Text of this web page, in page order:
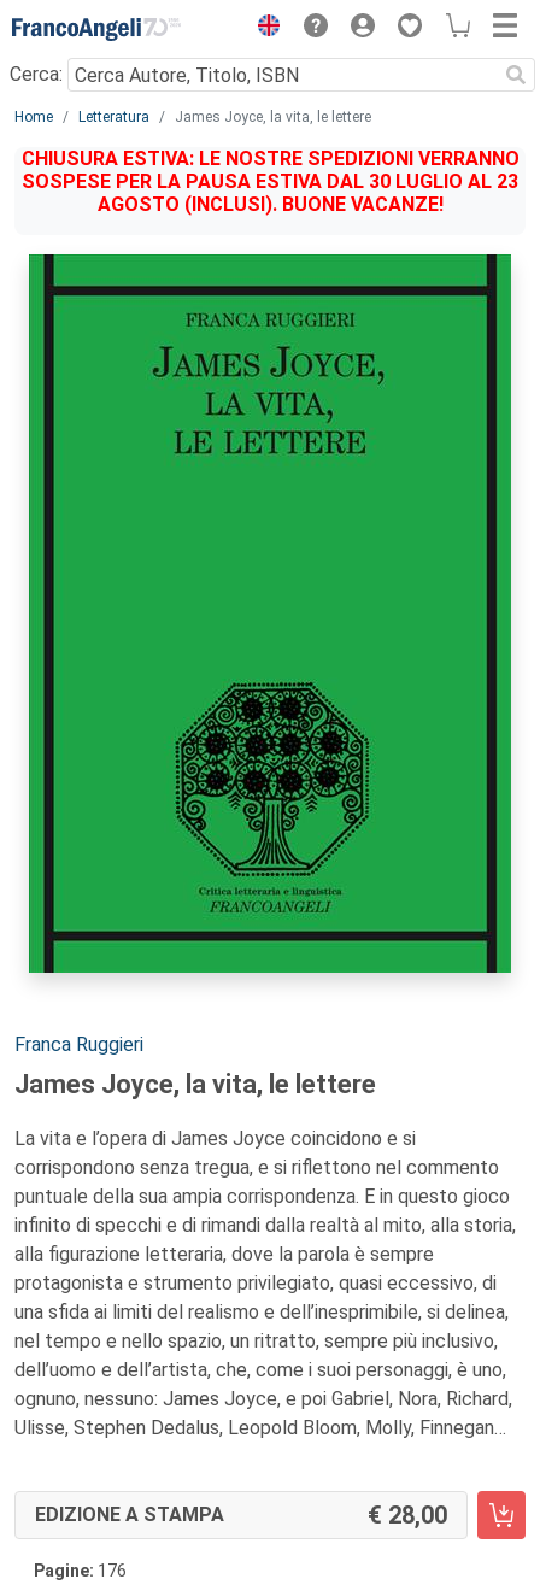
Menu
Cerca:
Main content
Home Letteratura James Joyce, la vita, le lettere
CHIUSURA ESTIVA: LE NOSTRE SPEDIZIONI VERRANNO
SOSPESE PER LA PAUSA ESTIVA DAL 30 LUGLIO AL 23
AGOSTO (INCLUSI). BUONE VACANZE!
Autori:
Franca Ruggieri
James Joyce, la vita, le lettere
La vita e l’opera di James Joyce coincidono e si
corrispondono senza tregua, e si riflettono nel commento
puntuale della sua ampia corrispondenza. E in questo gioco
infinito di specchi e di rimandi dalla realtà al mito, alla storia,
alla figurazione letteraria, dove la parola è sempre
protagonista e strumento privilegiato, quasi eccessivo, di
una sfida ai limiti del realismo e dell’inesprimibile, si delinea,
nel tempo e nello spazio, un ritratto, sempre più inclusivo,
dell’uomo e dell’artista, che, come i suoi personaggi, è uno,
ognuno, nessuno: James Joyce, e poi Gabriel, Nora, Richard,
Ulisse, Stephen Dedalus, Leopold Bloom, Molly, Finnegan…
EDIZIONE A STAMPA 28,00
Pagine: 176